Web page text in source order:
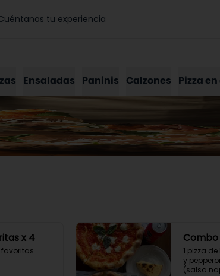
tu experiencia
Ensaladas Paninis Calzones Pizza
x 4
favoritas.
1 pizza
y
(salsa